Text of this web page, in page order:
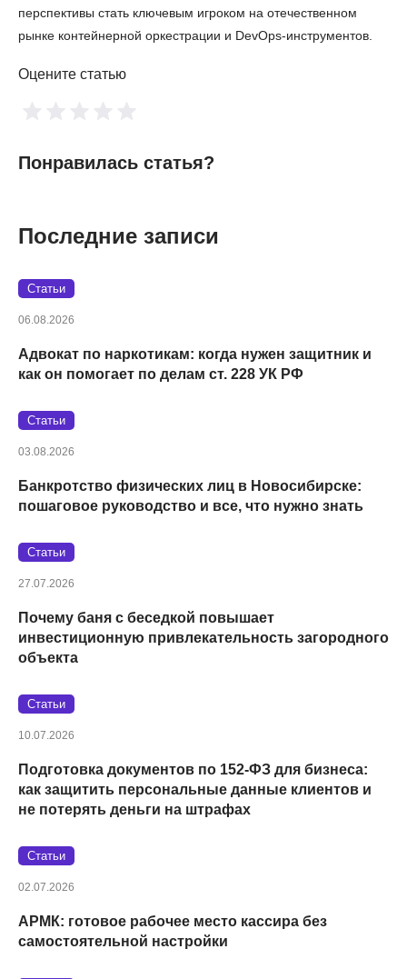
перспективы стать ключевым игроком на отечественном
рынке контейнерной оркестрации и DevOps-инструментов.
Оцените статью
Понравилась статья?
Последние записи
Статьи
06.08.2026
Адвокат по наркотикам: когда нужен защитник и
как он помогает по делам ст. 228 УК РФ
Статьи
03.08.2026
Банкротство физических лиц в Новосибирске:
пошаговое руководство и все, что нужно знать
Статьи
27.07.2026
Почему баня с беседкой повышает
инвестиционную привлекательность загородного
объекта
Статьи
10.07.2026
Подготовка документов по 152‑ФЗ для бизнеса:
как защитить персональные данные клиентов и
не потерять деньги на штрафах
Статьи
02.07.2026
АРМК: готовое рабочее место кассира без
самостоятельной настройки